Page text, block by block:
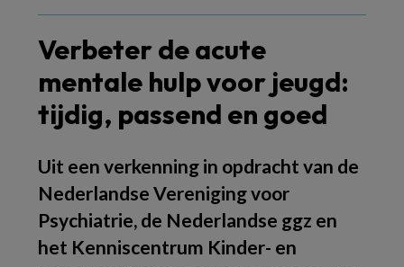
Verbeter de acute
mentale hulp voor jeugd:
tijdig, passend en goed
Uit een verkenning in opdracht van de
Nederlandse Vereniging voor
Psychiatrie, de Nederlandse ggz en
het Kenniscentrum Kinder- en